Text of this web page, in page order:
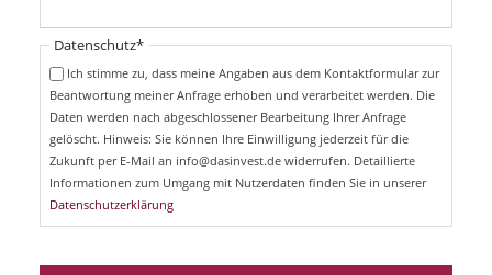
t
f
i
Pflichtfeld
Datenschutz*
Ich stimme zu, dass meine Angaben aus dem Kontaktformular zur
Beantwortung meiner Anfrage erhoben und verarbeitet werden. Die
Daten werden nach abgeschlossener Bearbeitung Ihrer Anfrage
gelöscht. Hinweis: Sie können Ihre Einwilligung jederzeit für die
Zukunft per E-Mail an info@dasinvest.de widerrufen. Detaillierte
Informationen zum Umgang mit Nutzerdaten finden Sie in unserer
Datenschutzerklärung